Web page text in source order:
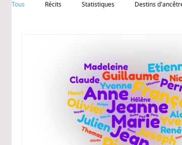
Tous Récits Statistiques Destins